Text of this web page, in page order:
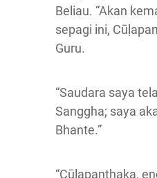
Beliau. “Akan
sepagi ini,
Guru.
“Saudara saya
Sanggha; saya
Bhante.”
“Cūḷapanthaka,